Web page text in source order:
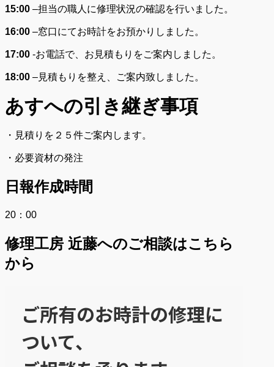
15:00 –担当の職人に修理状況の確認を行いました。
16:00 –窓口にてお時計をお預かりしました。
17:00 -お電話で、お見積もりをご案内しました。
18:00 –見積もりを整え、ご案内致しました。
あすへの引き継ぎ事項
・見積りを２５件ご案内します。
・必要資材の発注
日報作成時間
20：00
修理工房 近藤へのご相談はこちら
から